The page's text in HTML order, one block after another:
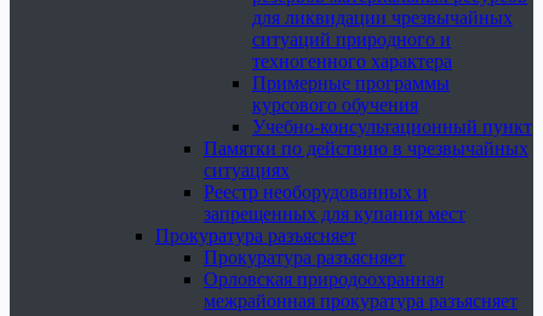
для ликвидации чрезвычайных
ситуаций природного и
техногенного характера
Примерные программы
курсового обучения
Учебно-консультационный пункт
Памятки по действию в чрезвычайных
ситуациях
Реестр необорудованных и
запрещенных для купания мест
Прокуратура разъясняет
Прокуратура разъясняет
Орловская природоохранная
межрайонная прокуратура разъясняет